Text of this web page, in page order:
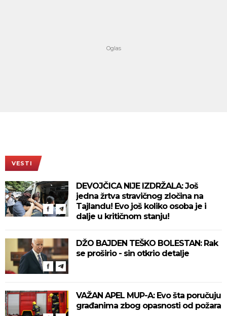
VESTI
DEVOJČICA NIJE IZDRŽALA: Još
jedna žrtva stravičnog zločina na
Tajlandu! Evo još koliko osoba je i
dalje u kritičnom stanju!
DŽO BAJDEN TEŠKO BOLESTAN: Rak
se proširio - sin otkrio detalje
VAŽAN APEL MUP-A: Evo šta poručuju
građanima zbog opasnosti od požara